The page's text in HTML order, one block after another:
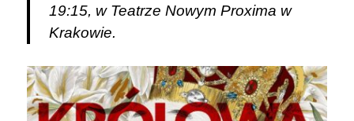
19:15, w Teatrze Nowym Proxima w
Krakowie.